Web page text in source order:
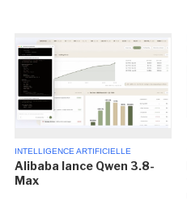
INTELLIGENCE ARTIFICIELLE
Alibaba lance Qwen 3.8-
Max